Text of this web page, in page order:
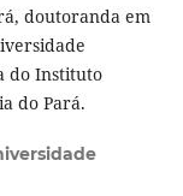
doutoranda em
do Instituto
do Pará.